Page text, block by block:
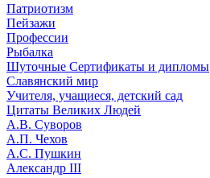
Патриотизм
Пейзажи
Профессии
Рыбалка
Шуточные Сертификаты и дипломы
Славянский мир
Учителя, учащиеся, детский сад
Цитаты Великих Людей
А.В. Суворов
А.П. Чехов
А.С. Пушкин
Александр III